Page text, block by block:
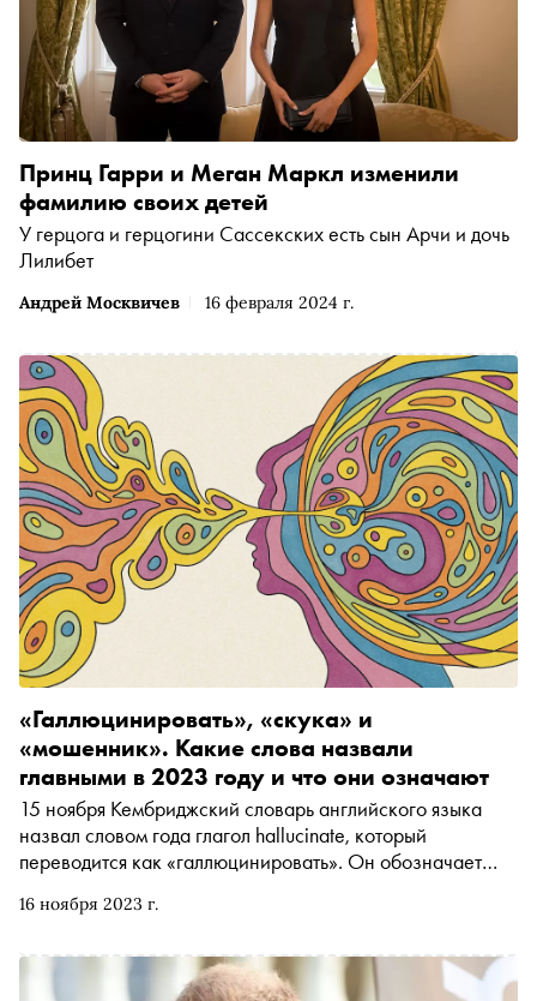
Андрей Москвичев 16 февраля 2024 г.
Принц Гарри и Меган Маркл изменили
фамилию своих детей
У герцога и герцогини Сассекских есть сын Арчи и дочь
Лилибет
16 ноября 2023 г.
«Галлюцинировать», «скука» и
«мошенник». Какие слова назвали
главными в 2023 году и что они означают
15 ноября Кембриджский словарь английского языка
назвал словом года глагол hallucinate, который
переводится как «галлюцинировать». Он обозначает
ложную информацию. Какие еще термины стали
связаны — в материале «Сноба»